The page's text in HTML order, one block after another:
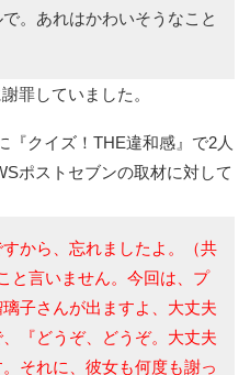
。あれはかわいそうなこと
罪していました。
『クイズ！THE違和感』で2人
ポストセブンの取材に対して
から、忘れましたよ。（共
と言いません。今回は、プ
子さんが出ますよ、大丈夫
『どうぞ、どうぞ。大丈夫
それに、彼女も何度も謝っ